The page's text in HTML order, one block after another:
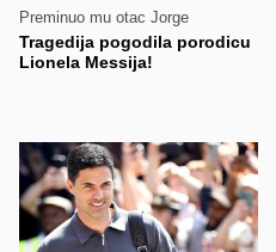
Preminuo mu otac Jorge
Tragedija pogodila porodicu
Lionela Messija!